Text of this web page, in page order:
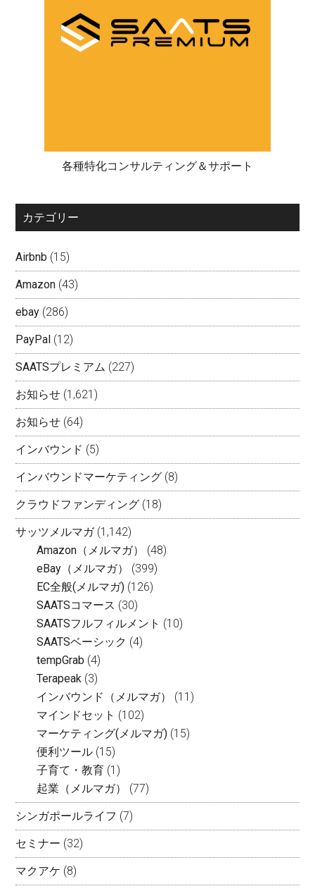
各種特化コンサルティング＆サポート
カテゴリー
Airbnb (15)
Amazon (43)
ebay (286)
PayPal (12)
SAATSプレミアム (227)
お知らせ (1,621)
お知らせ (64)
インバウンド (5)
インバウンドマーケティング (8)
クラウドファンディング (18)
サッツメルマガ(1,142)
Amazon（メルマガ）
(48)
eBay（メルマガ）
(399)
EC全般(メルマガ) (126)
SAATSコマース (30)
SAATSフルフィルメント (10)
SAATSベーシック (4)
tempGrab (4)
Terapeak (3)
インバウンド（メルマガ）
(11)
マインドセット (102)
マーケティング(メルマガ) (15)
便利ツール (15)
子育て・教育 (1)
起業（メルマガ）
(77)
シンガポールライフ (7)
セミナー (32)
マクアケ (8)